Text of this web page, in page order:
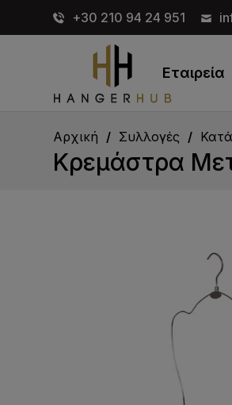
+30 210 94 24 951
Εταιρεία
Αρχική Συλλογές
Κρεμάστρα